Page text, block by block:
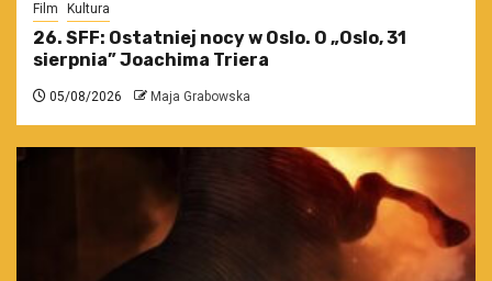
Film Kultura
26. SFF: Ostatniej nocy w Oslo. O „Oslo, 31
sierpnia” Joachima Triera
05/08/2026 Maja Grabowska